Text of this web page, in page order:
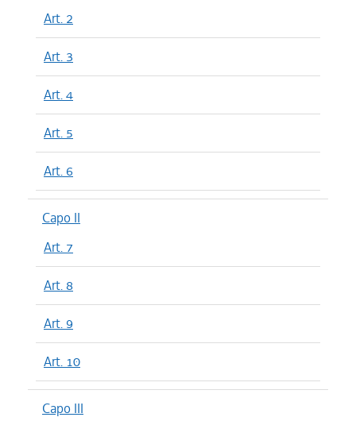
Art. 2
Art. 3
Art. 4
Art. 5
Art. 6
Capo II
Art. 7
Art. 8
Art. 9
Art. 10
Capo III